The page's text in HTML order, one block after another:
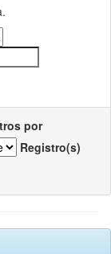
por
Registro(s)